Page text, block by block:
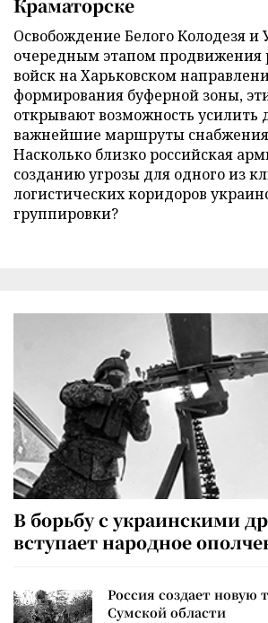
Освобождение Белого Колодезя и
очередным этапом продвижения
войск на Харьковском
формирования буферной зоны,
открывают возможность усилить
важнейшие маршруты
Насколько близко российская
созданию угрозы для одного из
логистических коридоров
группировки?
В борьбу с украинскими
вступает народное
Россия создает новую
Сумской области